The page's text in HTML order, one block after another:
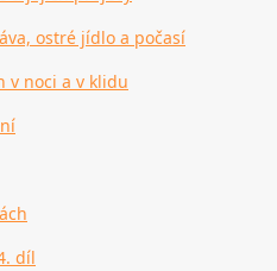
ostré jídlo a počasí
v noci a v klidu
díl